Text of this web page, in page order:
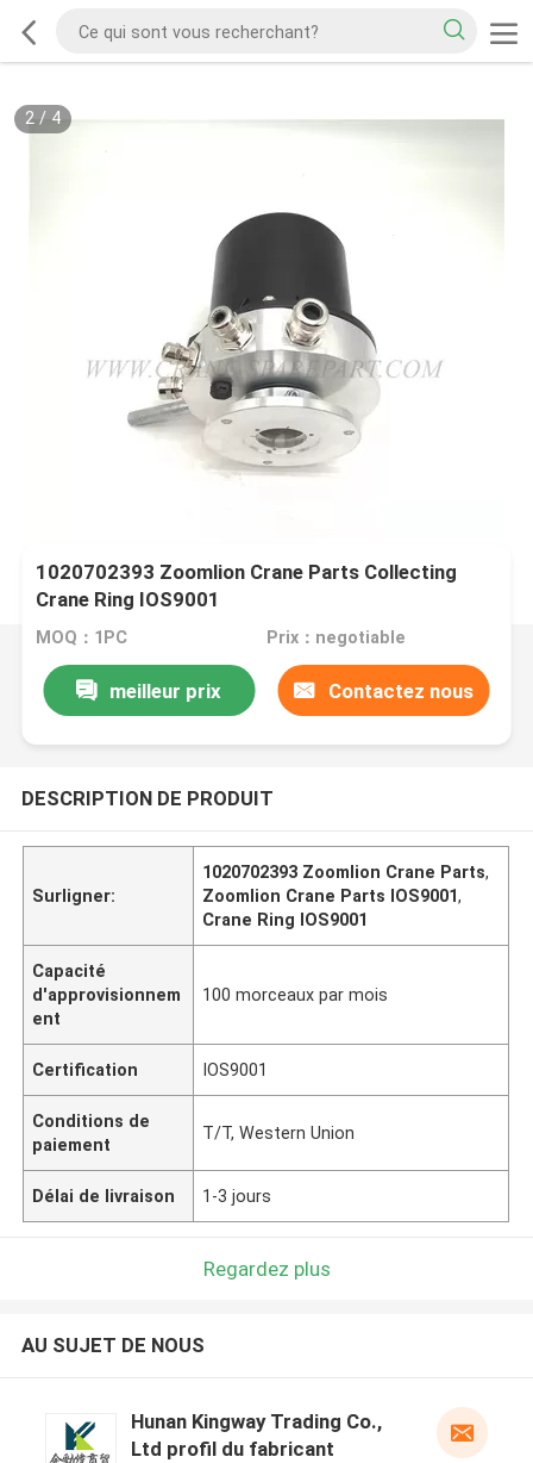
2/ 4
1020702393 Zoomlion Crane Parts Collecting
Crane Ring IOS9001
MOQ：1PC Prix：negotiable
meilleur prix Contactez nous
DESCRIPTION DE PRODUIT
Surligner:
1020702393 Zoomlion Crane Parts,
Zoomlion Crane Parts IOS9001,
Crane Ring IOS9001
Capacité
d'approvisionnem
ent
100 morceaux par mois
Certification IOS9001
Conditions de
paiement
T/T, Western Union
Délai de livraison 1-3 jours
Regardez plus
AU SUJET DE NOUS
Hunan Kingway Trading Co.,
Ltd profil du fabricant